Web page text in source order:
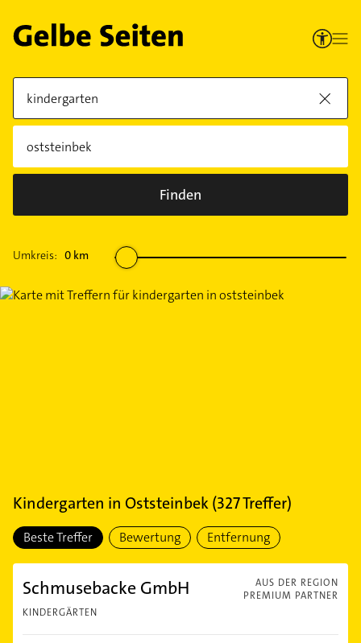
Finden
Umkreis: 0 km
Kindergarten in Oststeinbek(327Treffer)
Beste Treffer Bewertung Entfernung
AUS DER REGION
PREMIUM PARTNER
Schmusebacke GmbH
KINDERGÄRTEN